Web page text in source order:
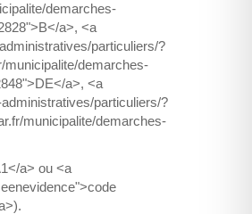
demarches-
a>, <a
particuliers/?
municipalite/demarches-
a>, <a
particuliers/?
municipalite/demarches-
a> ou <a